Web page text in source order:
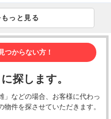
っと見る
つからない方！
に探します。
」などの場合、お客様に代わっ
件を探させていただきます。